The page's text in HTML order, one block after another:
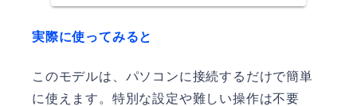
実際に使ってみると
このモデルは、パソコンに接続するだけで簡単
に使えます。特別な設定や難しい操作は不要